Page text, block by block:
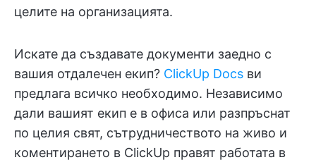
целите на организацията.
Искате да създавате документи заедно с
вашия отдалечен екип? ClickUp Docs ви
предлага всичко необходимо. Независимо
дали вашият екип е в офиса или разпръснат
по целия свят, сътрудничеството на живо и
коментирането в ClickUp правят работата в